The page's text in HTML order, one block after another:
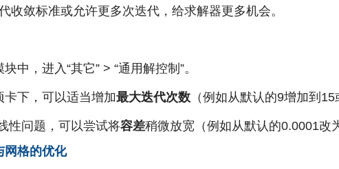
收敛标准或允许更多次迭代，给求解器更多机会。
块中，进入“其它” > “通用解控制”。
卡下，可以适当增加最大迭代次数 （例如从默认的9增加到15
性问题，可以尝试将容差稍微放宽（例如从默认的0.0001改
网格的优化